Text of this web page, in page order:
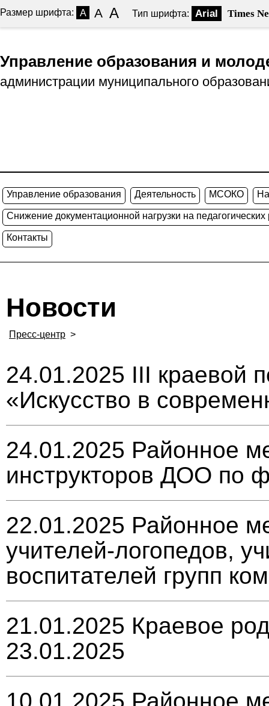
Размер шрифта: A A A Тип шрифта: Arial Times
Управление образования и
администрации муниципального
Управление образования Деятельность МСОКО
Снижение документационной нагрузки на педагогических
Контакты
Новости
Пресс-центр >
24.01.2025 III краевой
«Искусство в
24.01.2025 Районное
инструкторов ДОО по
22.01.2025 Районное
учителей-логопедов,
воспитателей групп
21.01.2025 Краевое
23.01.2025